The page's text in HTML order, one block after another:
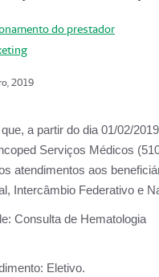
do prestador
2019
a partir do dia 01/02/2019
Serviços Médicos
atendimentos aos
Intercâmbio Federativo e
Consulta de Hematologia
Eletivo.